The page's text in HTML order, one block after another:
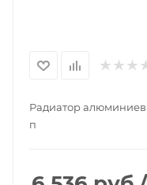
Радиатор
п